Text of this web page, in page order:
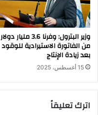
وزير البترول: وفرنا 3.6 مليار دولار
من الفاتورة الاستيرادية للوقود
بعد زيادة الإنتاج
15 أغسطس، 2025
اترك تعليقاً